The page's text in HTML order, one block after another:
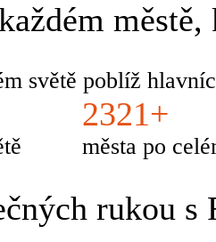
městě,
světě poblíž
2321+
města po
rukou s